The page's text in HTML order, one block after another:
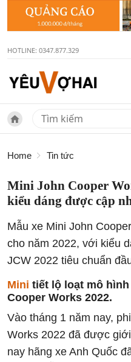
HOTLINE: 0347.877.329
Home
Tin tức
Mini John Cooper
kiểu dáng được cập
Mẫu xe Mini John
cho năm 2022, với kiểu
JCW 2022 tiêu chuẩn
Mini tiết lộ loạt mô
Cooper Works 2022.
Vào tháng 1 năm nay,
Works 2022 đã được
nay hãng xe Anh Quốc